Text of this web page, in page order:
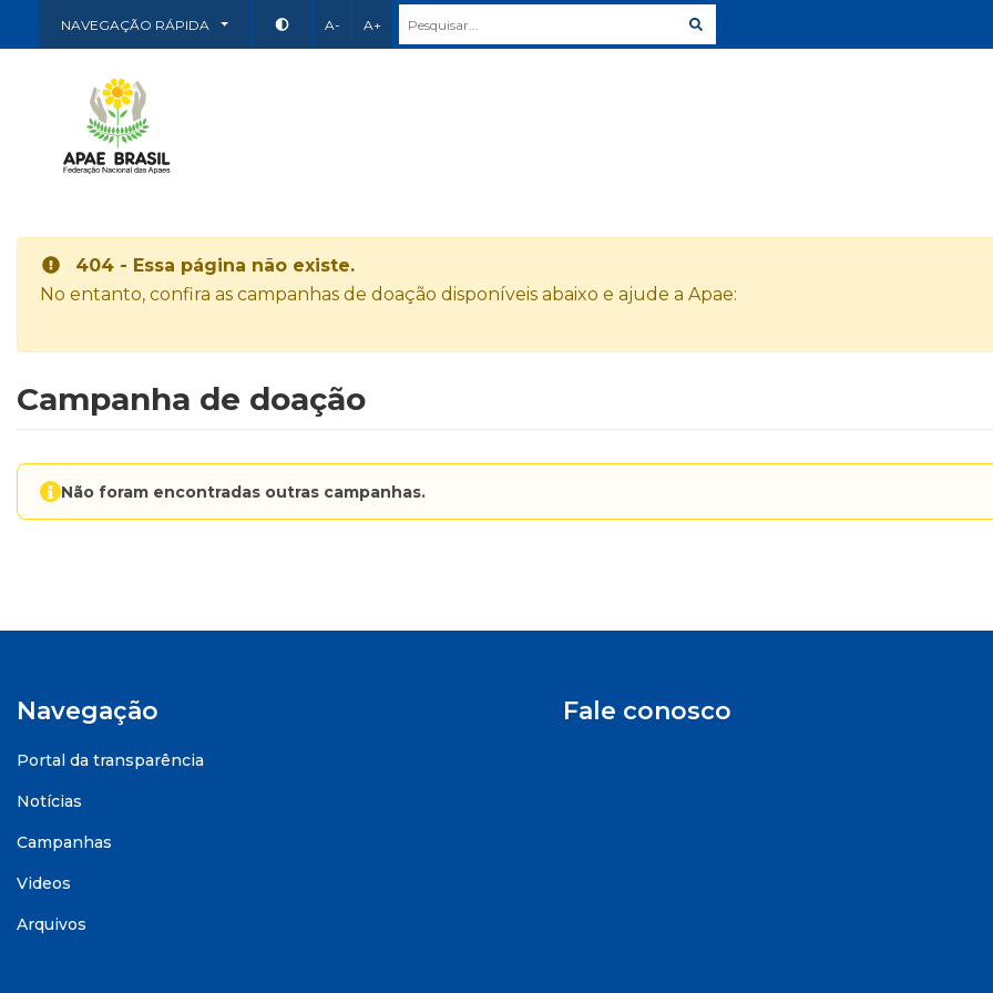
NAVEGAÇÃO RÁPIDA A- A+
404 - Essa página não existe.
No entanto, confira as campanhas de doação disponíveis abaixo e ajude a Apae:
Campanha de doação
Não foram encontradas outras campanhas.
Navegação
Portal da transparência
Notícias
Campanhas
Videos
Arquivos
Fale conosco